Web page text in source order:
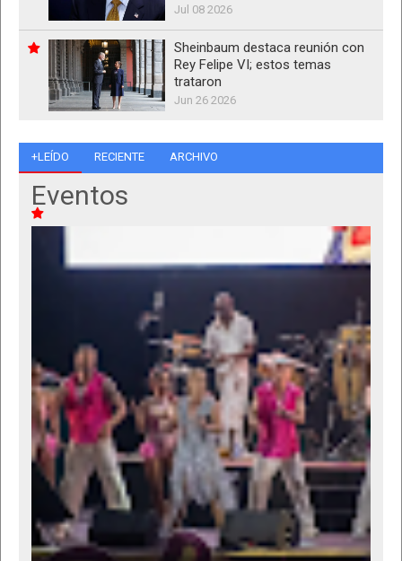
Jul 08 2026
Sheinbaum destaca reunión con
Rey Felipe VI; estos temas
trataron
Jun 26 2026
+LEÍDO RECIENTE ARCHIVO
Eventos